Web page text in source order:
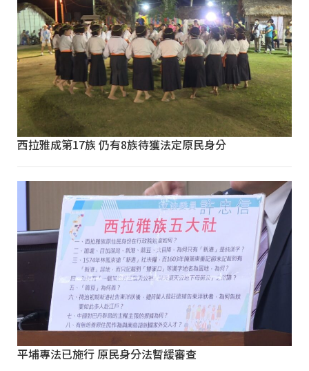
西拉雅成第17族 仍有8族待獲法定原民身分
平埔專法已施行 原民身分法暫緩審查